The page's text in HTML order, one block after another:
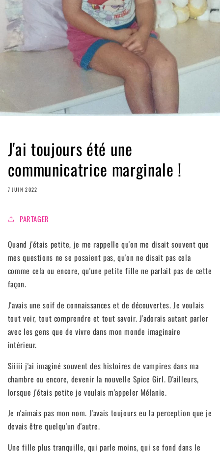
J'ai toujours été une
communicatrice marginale !
7 JUIN 2022
PARTAGER
Quand j'étais petite, je me rappelle qu'on me disait souvent que
mes questions ne se posaient pas, qu'on ne disait pas cela
comme cela ou encore, qu'une petite fille ne parlait pas de cette
façon.
J'avais une soif de connaissances et de découvertes. Je voulais
tout voir, tout comprendre et tout savoir. J'adorais autant parler
avec les gens que de vivre dans mon monde imaginaire
intérieur.
Siiiii j'ai imaginé souvent des histoires de vampires dans ma
chambre ou encore, devenir la nouvelle Spice Girl. D'ailleurs,
lorsque j'étais petite je voulais m'appeler Mélanie.
Je n'aimais pas mon nom. J'avais toujours eu la perception que je
devais être quelqu'un d'autre.
Une fille plus tranquille, qui parle moins, qui se fond dans le